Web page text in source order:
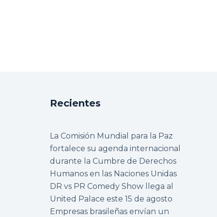
Recientes
La Comisión Mundial para la Paz
fortalece su agenda internacional
durante la Cumbre de Derechos
Humanos en las Naciones Unidas
DR vs PR Comedy Show llega al
United Palace este 15 de agosto
Empresas brasileñas envían un